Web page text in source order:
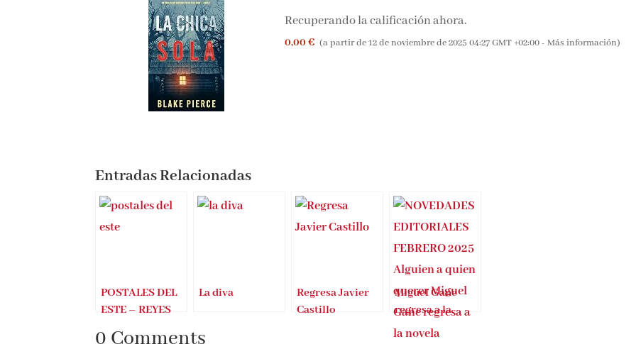
Recuperando la calificación ahora.
0,00 € (a partir de 12 de noviembre de 2025 04:27 GMT +02:00 -Más información)
Entradas Relacionadas
POSTALES DEL
ESTE – REYES
La diva
Regresa Javier
Castillo
Miguel Gane
regresa a la
novela
0 Comments